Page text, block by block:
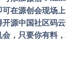
在源创会现场
开源中国社区码
，只要你有料